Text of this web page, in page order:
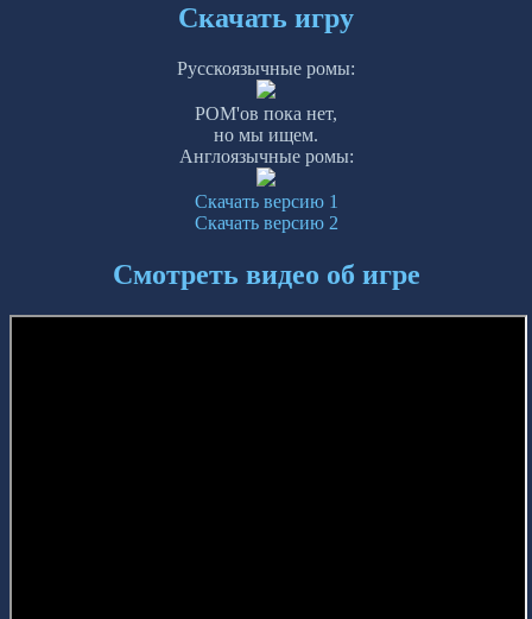
Скачать игру
Русскоязычные ромы:
РОМ'ов пока нет,
но мы ищем.
Англоязычные ромы:
Скачать версию 1
Скачать версию 2
Смотреть видео об игре